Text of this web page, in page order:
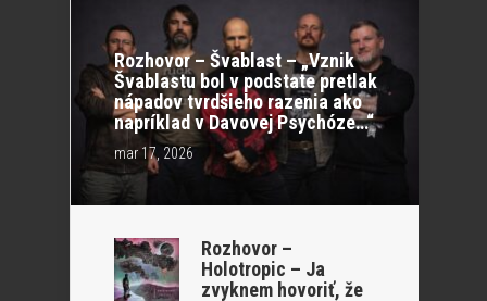
Rozhovor – Švablast – „Vznik
Švablastu bol v podstate pretlak
nápadov tvrdšieho razenia ako
napríklad v Davovej Psychóze…“
mar 17, 2026
Rozhovor –
Holotropic – Ja
zvyknem hovoriť, že